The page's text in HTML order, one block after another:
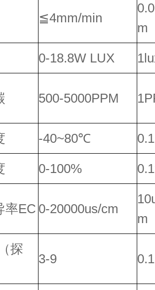
≦4mm/min
m
0-18.8W LUX
500-5000PPM
-40~80℃
0-100%
率EC 0-20000us/cm
m
探
3-9 0.1